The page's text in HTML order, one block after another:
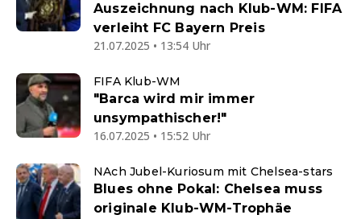
Auszeichnung nach Klub-WM: FIFA
verleiht FC Bayern Preis
21.07.2025 • 13:54 Uhr
FIFA Klub-WM
"Barca wird mir immer
unsympathischer!"
16.07.2025 • 15:52 Uhr
NAch Jubel-Kuriosum mit Chelsea-stars
Blues ohne Pokal: Chelsea muss
originale Klub-WM-Trophäe